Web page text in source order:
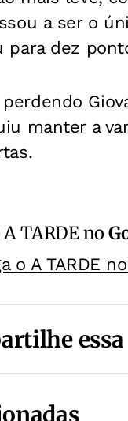
a ser o
para dez
perdendo
manter a
A TARDE no
o A TARDE